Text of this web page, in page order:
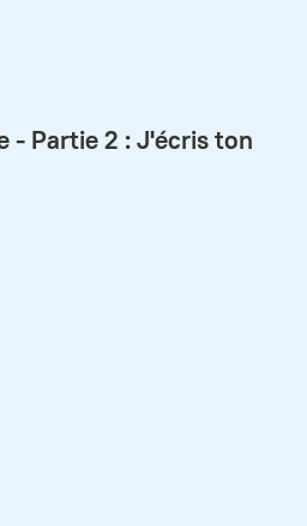
- Partie 2 : J'écris ton